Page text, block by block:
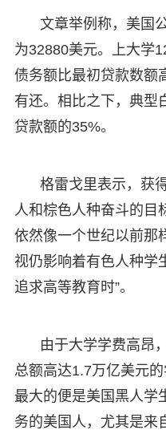
文章举例称，美国
为32880美元。上大学
债务额比最初贷款数额
有还。相比之下，典型
贷款额的35%。
格雷戈里表示，获
人和棕色人种奋斗的目
依然像一个世纪以前那
视仍影响着有色人种学
追求高等教育时”。
由于大学学费高昂
总额高达1.7万亿美元
最大的便是美国黑人学
务的美国人，尤其是来